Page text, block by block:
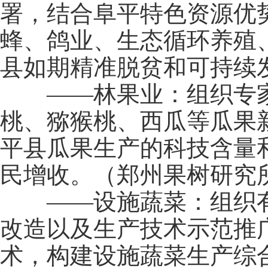
署，结合阜平特色资源优
蜂、鸽业、生态循环养殖
县如期精准脱贫和可持续
——林果业：组织专家
桃、猕猴桃、西瓜等瓜果
平县瓜果生产的科技含量
民增收。（郑州果树研
——设施蔬菜：组织有
改造以及生产技术示范推
术，构建设施蔬菜生产综